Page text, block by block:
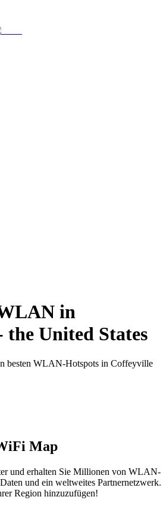
in
the United States
besten WLAN-Hotspots in Coffeyville
Map
und erhalten Sie Millionen von WLAN-
und ein weltweites Partnernetzwerk.
Region hinzuzufügen!